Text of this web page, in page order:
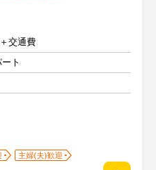
交通費
ト
主婦(夫)歓迎